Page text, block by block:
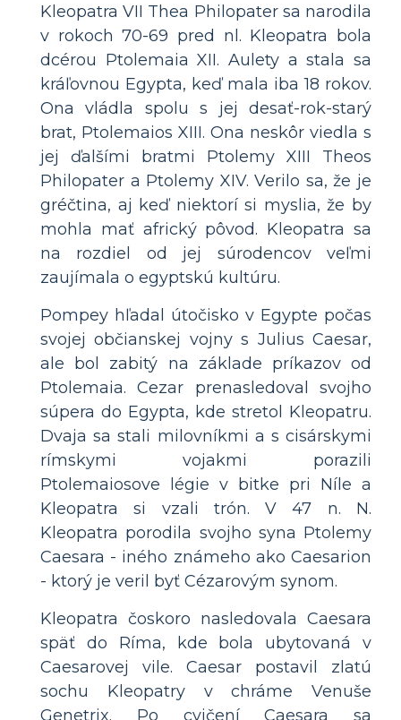
Kleopatra VII Thea Philopater sa narodila
v rokoch 70-69 pred nl. Kleopatra bola
dcérou Ptolemaia XII. Aulety a stala sa
kráľovnou Egypta, keď mala iba 18 rokov.
Ona vládla spolu s jej desať-rok-starý
brat, Ptolemaios XIII. Ona neskôr viedla s
jej ďalšími bratmi Ptolemy XIII Theos
Philopater a Ptolemy XIV. Verilo sa, že je
gréčtina, aj keď niektorí si myslia, že by
mohla mať africký pôvod. Kleopatra sa
na rozdiel od jej súrodencov veľmi
zaujímala o egyptskú kultúru.
Pompey hľadal útočisko v Egypte počas
svojej občianskej vojny s Julius Caesar,
ale bol zabitý na základe príkazov od
Ptolemaia. Cezar prenasledoval svojho
súpera do Egypta, kde stretol Kleopatru.
Dvaja sa stali milovníkmi a s cisárskymi
rímskymi vojakmi porazili
Ptolemaiosove légie v bitke pri Níle a
Kleopatra si vzali trón. V 47 n. N.
Kleopatra porodila svojho syna Ptolemy
Caesara - iného známeho ako Caesarion
- ktorý je veril byť Cézarovým synom.
Kleopatra čoskoro nasledovala Caesara
späť do Ríma, kde bola ubytovaná v
Caesarovej vile. Caesar postavil zlatú
sochu Kleopatry v chráme Venuše
Genetrix. Po cvičení Caesara sa